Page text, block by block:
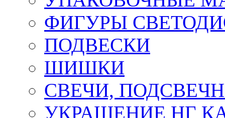
ФИГУРЫ
ПОДВЕСКИ
ШИШКИ
СВЕЧИ,
УКРАШЕНИЕ НГ